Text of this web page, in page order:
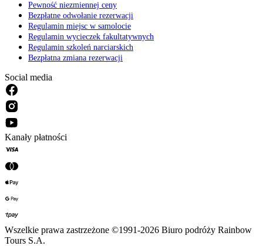
Pewność niezmiennej ceny
Bezpłatne odwołanie rezerwacji
Regulamin miejsc w samolocie
Regulamin wycieczek fakultatywnych
Regulamin szkoleń narciarskich
Bezpłatna zmiana rezerwacji
Social media
Kanały płatności
Wszelkie prawa zastrzeżone ©1991-2026 Biuro podróży Rainbow
Tours S.A.